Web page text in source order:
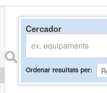
Cercador
Ordenar resultats per